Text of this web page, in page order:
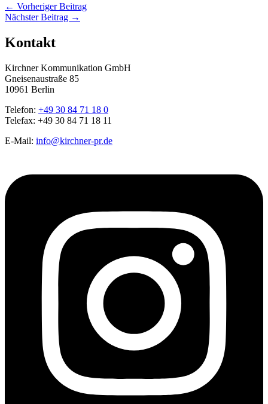
← Vorheriger Beitrag
Nächster Beitrag →
Kontakt
Kirchner Kommunikation GmbH
Gneisenaustraße 85
10961 Berlin
Telefon: +49 30 84 71 18 0
Telefax: +49 30 84 71 18 11
E-Mail: info@kirchner-pr.de